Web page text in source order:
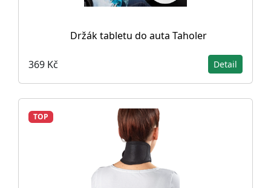
Držák tabletu do auta Taholer
369 Kč Detail
TOP